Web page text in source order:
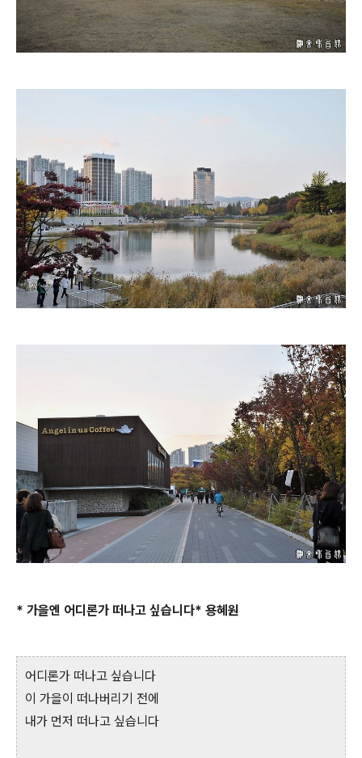
* 가을엔 어디론가 떠나고 싶습니다* 용혜원
어디론가 떠나고 싶습니다
이 가을이 떠나버리기 전에
내가 먼저 떠나고 싶습니다